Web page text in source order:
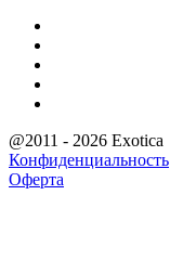
@2011 - 2026 Exotica
Конфиденциальность
Оферта